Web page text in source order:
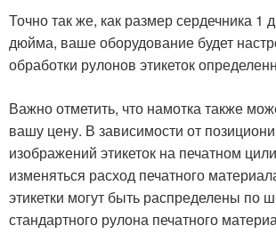
Точно так же, как размер сердечника 1
дюйма, ваше оборудование будет
обработки рулонов этикеток
Важно отметить, что намотка также
вашу цену. В зависимости от
изображений этикеток на печатном
изменяться расход печатного
этикетки могут быть распределены по
стандартного рулона печатного